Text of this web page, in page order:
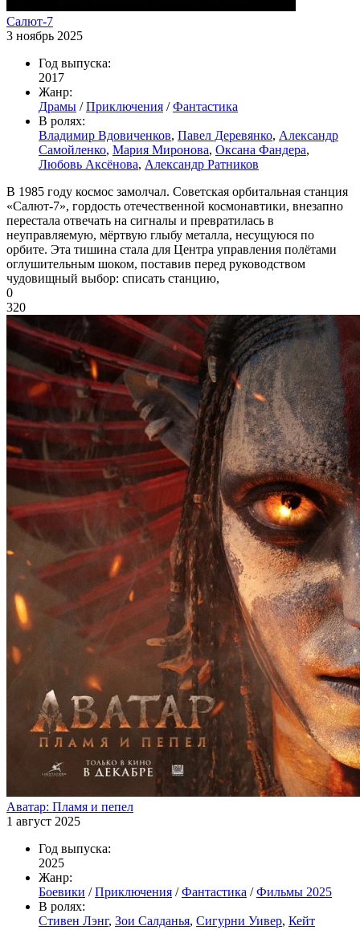
Салют-7
3 ноябрь 2025
Год выпуска:
2017
Жанр:
Драмы /Приключения /Фантастика
В ролях:
Владимир Вдовиченков, Павел Деревянко, Александр
Самойленко, Мария Миронова, Оксана Фандера,
Любовь Аксёнова, Александр Ратников
В 1985 году космос замолчал. Советская орбитальная станция
«Салют-7», гордость отечественной космонавтики, внезапно
перестала отвечать на сигналы и превратилась в
неуправляемую, мёртвую глыбу металла, несущуюся по
орбите. Эта тишина стала для Центра управления полётами
оглушительным шоком, поставив перед руководством
чудовищный выбор: списать станцию,
0
320
Аватар: Пламя и пепел
1 август 2025
Год выпуска:
2025
Жанр:
Боевики /Приключения /Фантастика /Фильмы 2025
В ролях:
Стивен Лэнг, Зои Салданья, Сигурни Уивер, Кейт